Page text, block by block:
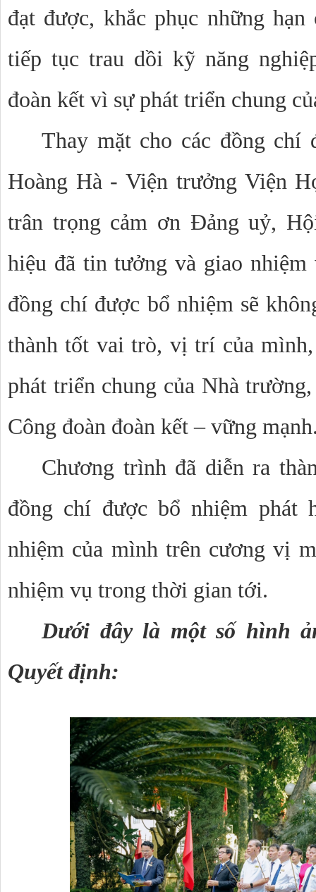
đạt được, khắc phục những
tiếp tục trau dồi kỹ năng
đoàn kết vì sự phát triển chung
Thay mặt cho các đồng chí
Hoàng Hà -Viện trưởng Viện
trân trọng cảm ơn Đảng uỷ,
hiệu đã tin tưởng và giao
đồng chí được bổ nhiệm sẽ
thành tốt vai trò, vị trí của
phát triển chung của Nhà
Công đoàn đoàn kết – vững
Chương trình đã diễn ra
đồng chí được bổ nhiệm phát
nhiệm của mình trên cương vị
nhiệm vụ trong thời gian tới.
Dưới đây là một số hình
Quyết định: